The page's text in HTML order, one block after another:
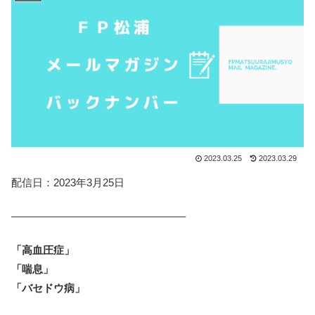
2023.03.25 2023.03.29
配信日：2023年3月25日
————————————————–
「高血圧症」
「喘息」
「バセドウ病」